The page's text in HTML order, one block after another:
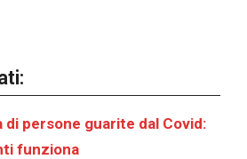
di persone guarite dal Covid:
funziona